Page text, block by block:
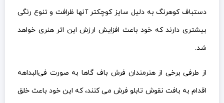
دستباف کوهرنگ به دلیل سایز کوچکتر آنها ظرافت و تنوع رنگی
بیشتری دارند که خود باعث افزایش ارزش این اثر هنری خواهد
شد.
از طرفی برخی از هنرمندان فرش باف گاها به صورت فی‌البداهه
اقدام به بافت نقوش تابلو فرش می کنند، که این خود باعث خلق